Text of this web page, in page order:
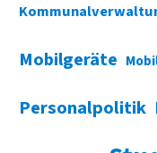
Mobilgeräte
Personalpolitik